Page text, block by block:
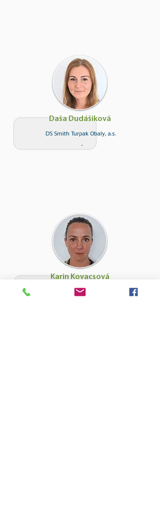
Daša Dudášiková
DS Smith Turpak Obaly, a.s.
-
Karin Kovacsová
Ministerstvo životného prostredia SR